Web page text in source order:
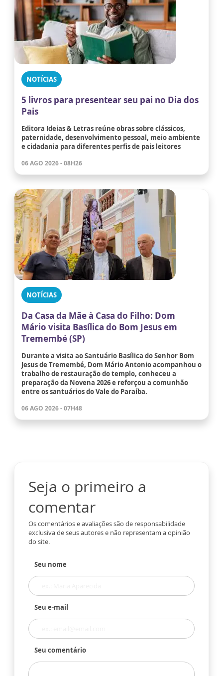
NOTÍCIAS
5 livros para presentear seu pai no Dia dos
Pais
Editora Ideias & Letras reúne obras sobre clássicos,
paternidade, desenvolvimento pessoal, meio ambiente
e cidadania para diferentes perfis de pais leitores
06 AGO 2026 - 08H26
NOTÍCIAS
Da Casa da Mãe à Casa do Filho: Dom
Mário visita Basílica do Bom Jesus em
Tremembé (SP)
Durante a visita ao Santuário Basílica do Senhor Bom
Jesus de Tremembé, Dom Mário Antonio acompanhou o
trabalho de restauração do templo, conheceu a
preparação da Novena 2026 e reforçou a comunhão
entre os santuários do Vale do Paraíba.
06 AGO 2026 - 07H48
Seja o primeiro a
comentar
Os comentários e avaliações são de responsabilidade
exclusiva de seus autores e não representam a opinião
do site.
Seu nome
Seu e-mail
Seu comentário